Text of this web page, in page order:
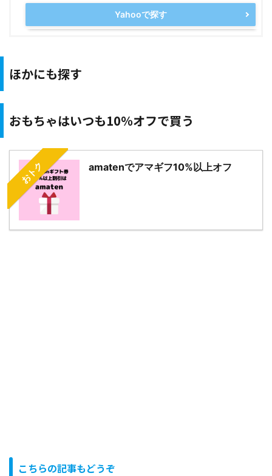
Yahooで探す
ほかにも探す
おもちゃはいつも10％オフで買う
おトク amatenでアマギフ10%以上オフ
こちらの記事もどうぞ